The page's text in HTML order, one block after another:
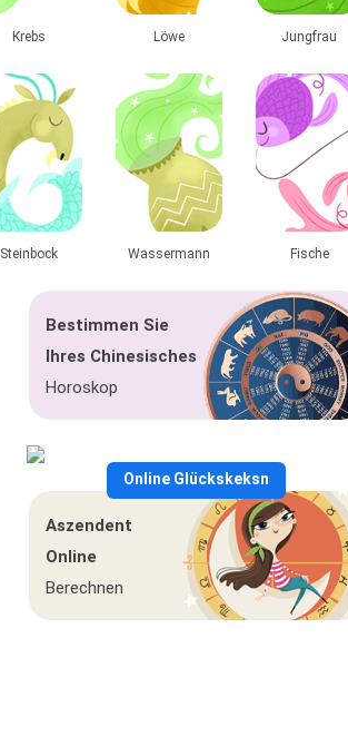
Krebs Löwe Jungfrau
Steinbock Wassermann Fische
Bestimmen Sie
Ihres Chinesisches
Horoskop
Online Glückskeksn
Aszendent
Online
Berechnen